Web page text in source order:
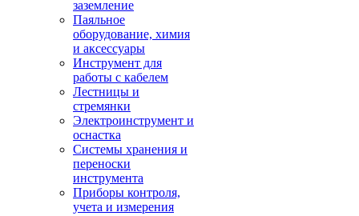
заземление
Паяльное
оборудование, химия
и аксессуары
Инструмент для
работы с кабелем
Лестницы и
стремянки
Электроинструмент и
оснастка
Системы хранения и
переноски
инструмента
Приборы контроля,
учета и измерения